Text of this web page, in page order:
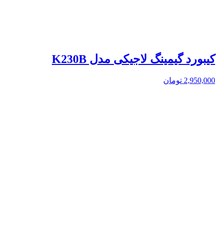
کیبورد گیمینگ لاجیکی مدل K230B
2,950,000 تومان